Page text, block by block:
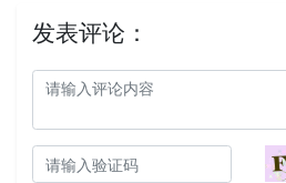
发表评论：